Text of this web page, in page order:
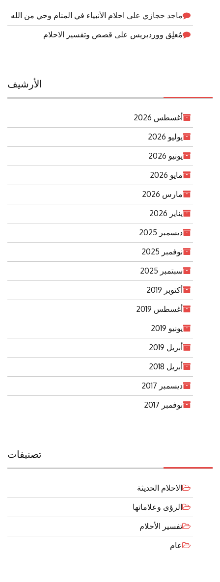
ماجد حجازي على احلام الأنبياء في المنام وحي من الله
مُعلِق ووردبريس على قصص وتفسير الاحلام
الأرشيف
أغسطس 2026
يوليو 2026
يونيو 2026
مايو 2026
مارس 2026
يناير 2026
ديسمبر 2025
نوفمبر 2025
سبتمبر 2025
أكتوبر 2019
أغسطس 2019
يونيو 2019
أبريل 2019
أبريل 2018
ديسمبر 2017
نوفمبر 2017
تصنيفات
الاحلام الحديثة
الرؤى وعلاماتها
تفسير الأحلام
عام